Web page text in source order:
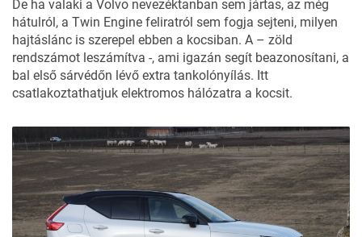
De ha valaki a Volvo nevezéktanban sem jártas, az még
hátulról, a Twin Engine feliratról sem fogja sejteni, milyen
hajtáslánc is szerepel ebben a kocsiban. A – zöld
rendszámot leszámítva -, ami igazán segít beazonosítani, a
bal első sárvédőn lévő extra tankolónyílás. Itt
csatlakoztathatjuk elektromos hálózatra a kocsit.